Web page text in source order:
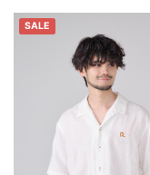
SALE